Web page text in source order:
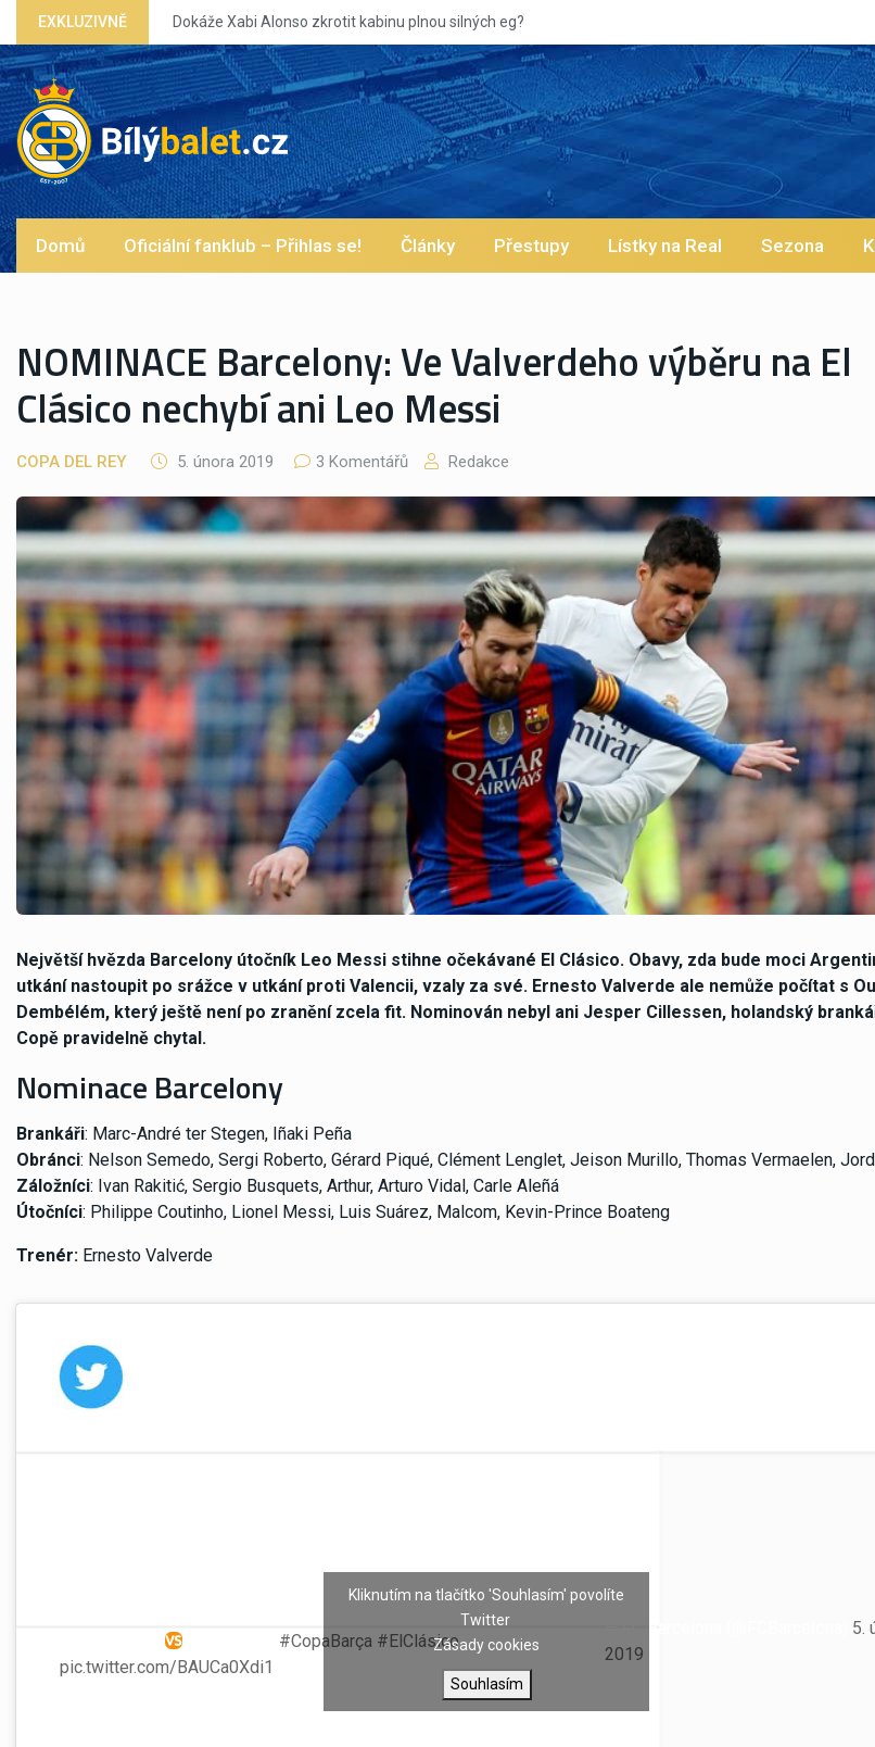
EXKLUZIVNĚ
Alonso zkrotit kabinu plnou silných eg?
Domů Oficiální fanklub – Přihlas se! Články Přestupy Lístky na Real Sezona
NOMINACE Barcelony: Ve Valverdeho výběru na El
Clásico nechybí ani Leo Messi
COPA DEL REY 5. února 2019 3 Komentářů Redakce
Největší hvězda Barcelony útočník Leo Messi stihne očekávané El Clásico. Obavy, zda bude moci
utkání nastoupit po srážce v utkání proti Valencii, vzaly za své. Ernesto Valverde ale nemůže počítat s
Dembélém, který ještě není po zranění zcela fit. Nominován nebyl ani Jesper Cillessen, holandský
Copě pravidelně chytal.
Nominace Barcelony
Brankáři: Marc-André ter Stegen, Iñaki Peña
Obránci: Nelson Semedo, Sergi Roberto, Gérard Piqué, Clément Lenglet, Jeison Murillo, Thomas Vermaelen,
Záložníci: Ivan Rakitić, Sergio Busquets, Arthur, Arturo Vidal, Carle Aleñá
Útočníci: Philippe Coutinho, Lionel Messi, Luis Suárez, Malcom, Kevin-Prince Boateng
Trenér: Ernesto Valverde
#CopaBarça #ElClásico
pic.twitter.com/BAUCa0Xdi1
5.
2019
Kliknutím na tlačítko 'Souhlasím' povolíte
Twitter
Zásady cookies
Souhlasím